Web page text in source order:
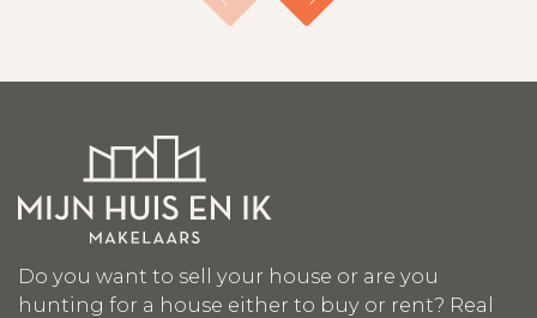
Do you want to sell your house or are you
hunting for a house either to buy or rent? Real